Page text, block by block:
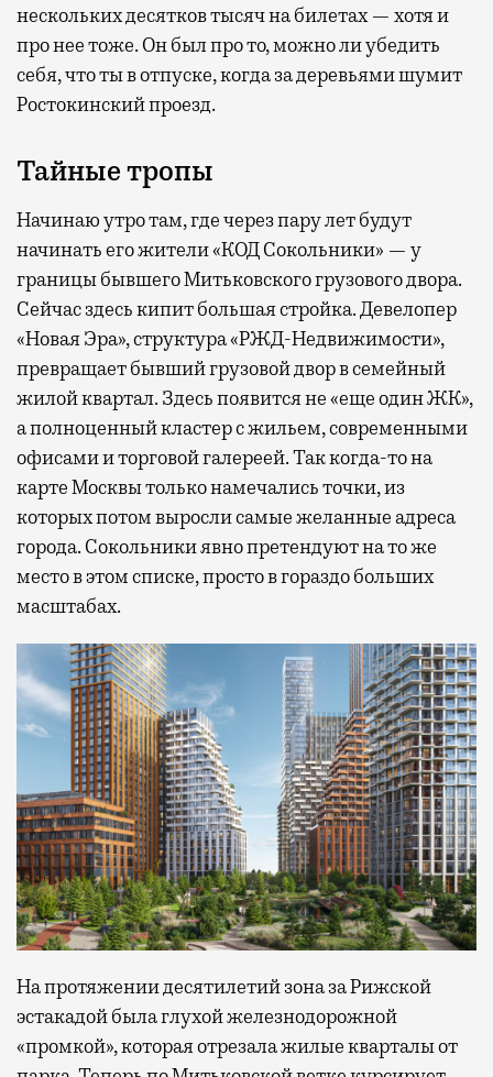
нескольких десятков тысяч на билетах — хотя и
про нее тоже. Он был про то, можно ли убедить
себя, что ты в отпуске, когда за деревьями шумит
Ростокинский проезд.
Тайные тропы
Начинаю утро там, где через пару лет будут
начинать его жители «КОД Сокольники» — у
границы бывшего Митьковского грузового двора.
Сейчас здесь кипит большая стройка. Девелопер
«Новая Эра», структура «РЖД-Недвижимости»,
превращает бывший грузовой двор в семейный
жилой квартал. Здесь появится не «еще один ЖК»,
а полноценный кластер с жильем, современными
офисами и торговой галереей. Так когда-то на
карте Москвы только намечались точки, из
которых потом выросли самые желанные адреса
города. Сокольники явно претендуют на то же
место в этом списке, просто в гораздо больших
масштабах.
На протяжении десятилетий зона за Рижской
эстакадой была глухой железнодорожной
«промкой», которая отрезала жилые кварталы от